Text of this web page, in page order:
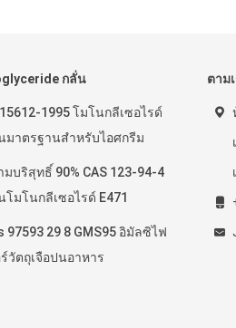
กลั่น
1995 โมโนกลีเซอไรด์
มาตรฐานสำหรับไอศกรีม
มบริสุทธิ์ 90% CAS 123-94-4
โมโนกลีเซอไรด์ E471
97593 29 8 GMS95 อิมัลซิไฟ
ร์วัตถุเจือปนอาหาร
ตาม